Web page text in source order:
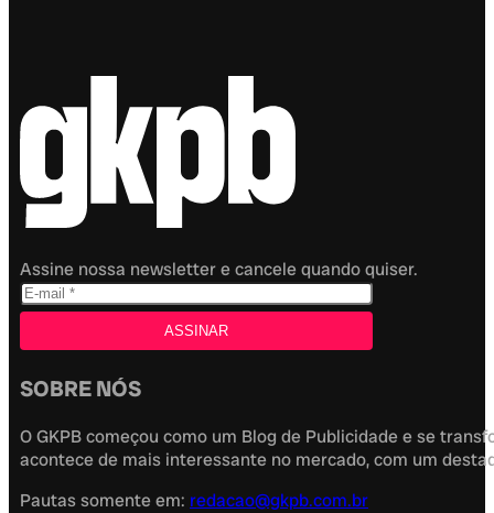
Assine nossa newsletter e cancele quando quiser.
SOBRE NÓS
O GKPB começou como um Blog de Publicidade e se
acontece de mais interessante no mercado, com um
Pautas somente em: redacao@gkpb.com.br